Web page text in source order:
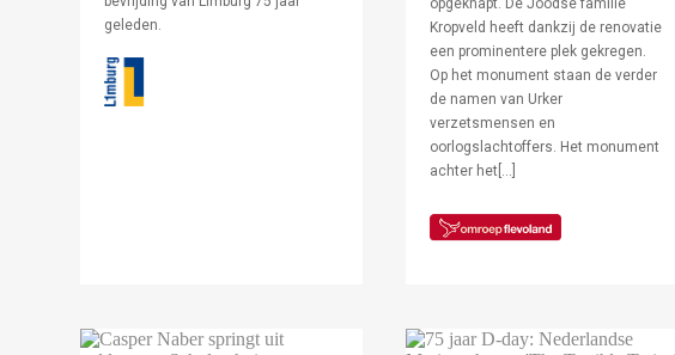
geleden.
opgeknapt. De Joodse familie
Kropveld heeft dankzij de renovatie
een prominentere plek gekregen.
Op het monument staan de verder
de namen van Urker
verzetsmensen en
oorlogslachtoffers. Het monument
achter het[…]